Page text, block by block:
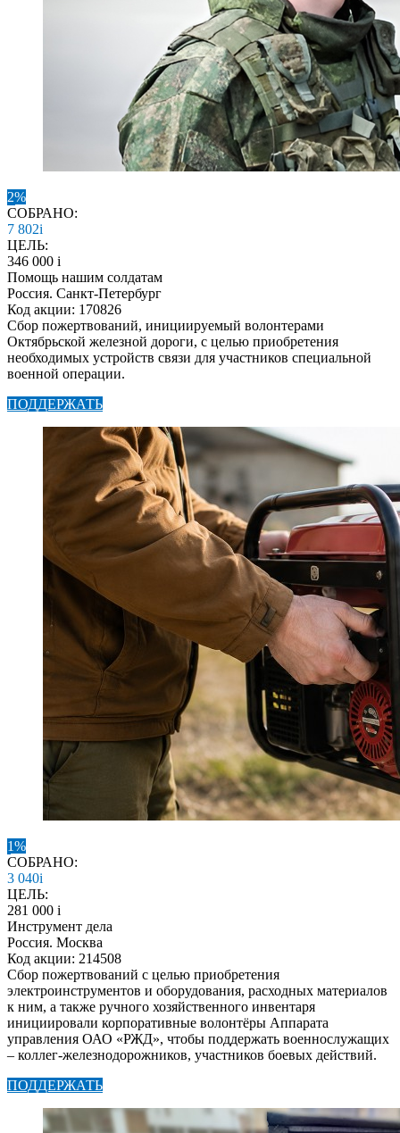
2%
СОБРАНО:
7 802i
ЦЕЛЬ:
346 000 i
Помощь нашим солдатам
Россия. Санкт-Петербург
Код акции: 170826
Сбор пожертвований, инициируемый волонтерами
Октябрьской железной дороги, с целью приобретения
необходимых устройств связи для участников специальной
военной операции.
ПОДДЕРЖАТЬ
1%
СОБРАНО:
3 040i
ЦЕЛЬ:
281 000 i
Инструмент дела
Россия. Москва
Код акции: 214508
Сбор пожертвований с целью приобретения
электроинструментов и оборудования, расходных материалов
к ним, а также ручного хозяйственного инвентаря
инициировали корпоративные волонтёры Аппарата
управления ОАО «РЖД», чтобы поддержать военнослужащих
– коллег-железнодорожников, участников боевых действий.
ПОДДЕРЖАТЬ